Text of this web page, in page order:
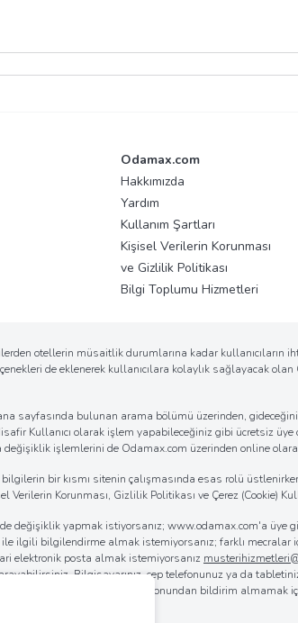
Odamax.com
Hakkımızda
Yardım
Kullanım Şartları
Kişisel Verilerin Korunması
ve Gizlilik Politikası
Bilgi Toplumu Hizmetleri
otellerin müsaitlik durumlarına kadar kullanıcıların
de eklenerek kullanıcılara kolaylık sağlayacak
sayfasında bulunan arama bölümü üzerinden,
Kullanıcı olarak işlem yapabileceğiniz gibi ücretsiz
işlemlerini de Odamax.com üzerinden online
bir kısmı sitenin çalışmasında esas rolü
Korunması, Gizlilik Politikası ve Çerez (Cookie)
yapmak istiyorsanız; www.odamax.com'a üye
ilgili bilgilendirme almak istemiyorsanız; farklı mecralar
elektronik posta almak istemiyorsanız
Bilgisayarınız, cep telefonunuz ya da
Odamax.com mobil aplikasyonundan bildirim almamak